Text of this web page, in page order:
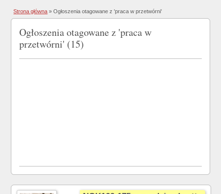
Strona główna »Ogłoszenia otagowane z 'praca w przetwórni'
Ogłoszenia otagowane z 'praca w
przetwórni' (15)